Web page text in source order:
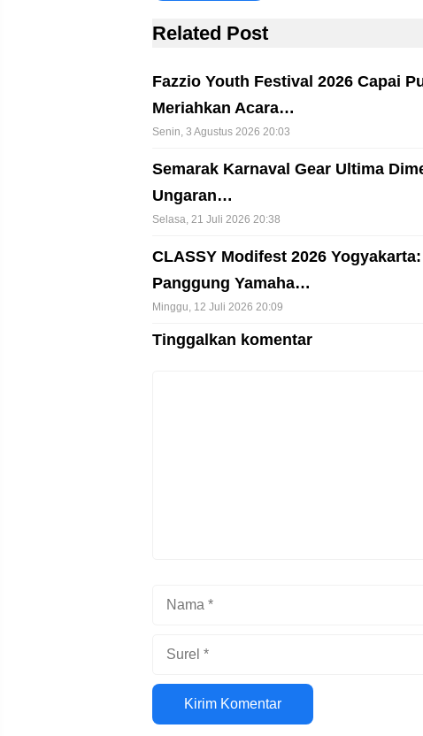
Related Post
Fazzio Youth Festival 2026 Capai
Meriahkan Acara…
Senin, 3 Agustus 2026 20:03
Semarak Karnaval Gear Ultima
Ungaran…
Selasa, 21 Juli 2026 20:38
CLASSY Modifest 2026
Panggung Yamaha…
Minggu, 12 Juli 2026 20:09
Tinggalkan komentar
Situs
web